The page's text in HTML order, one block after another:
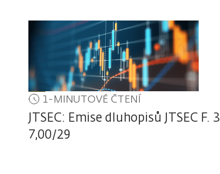
1-MINUTOVÉ ČTENÍ
JTSEC: Emise dluhopisů JTSEC F. 3
7,00/29